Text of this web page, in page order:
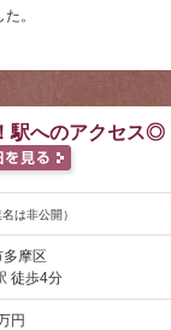
。
駅へのアクセス
名は非公開）
摩区
徒歩4分
円